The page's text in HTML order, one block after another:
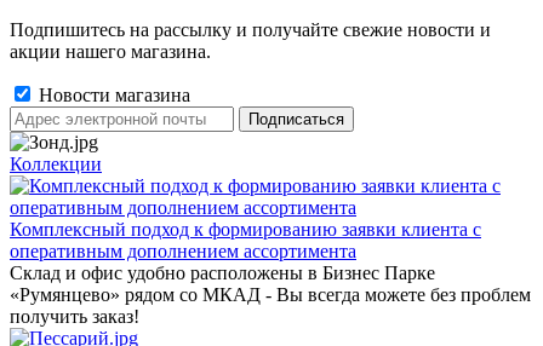
Подпишитесь на рассылку и получайте свежие новости и
акции нашего магазина.
Новости магазина
Коллекции
Комплексный подход к формированию заявки клиента с
оперативным дополнением ассортимента
Склад и офис удобно расположены в Бизнес Парке
«Румянцево» рядом со МКАД - Вы всегда можете без проблем
получить заказ!